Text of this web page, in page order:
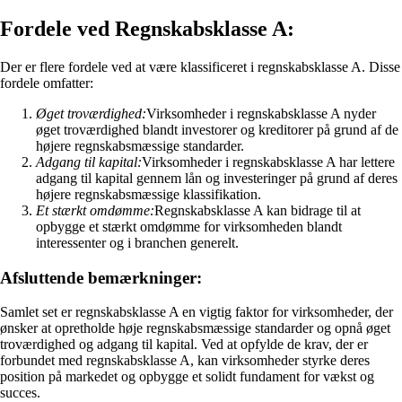
Fordele ved Regnskabsklasse A:
Der er flere fordele ved at være klassificeret i regnskabsklasse A. Disse
fordele omfatter:
Øget troværdighed:Virksomheder i regnskabsklasse A nyder
øget troværdighed blandt investorer og kreditorer på grund af de
højere regnskabsmæssige standarder.
Adgang til kapital:Virksomheder i regnskabsklasse A har lettere
adgang til kapital gennem lån og investeringer på grund af deres
højere regnskabsmæssige klassifikation.
Et stærkt omdømme:Regnskabsklasse A kan bidrage til at
opbygge et stærkt omdømme for virksomheden blandt
interessenter og i branchen generelt.
Afsluttende bemærkninger:
Samlet set er regnskabsklasse A en vigtig faktor for virksomheder, der
ønsker at opretholde høje regnskabsmæssige standarder og opnå øget
troværdighed og adgang til kapital. Ved at opfylde de krav, der er
forbundet med regnskabsklasse A, kan virksomheder styrke deres
position på markedet og opbygge et solidt fundament for vækst og
succes.